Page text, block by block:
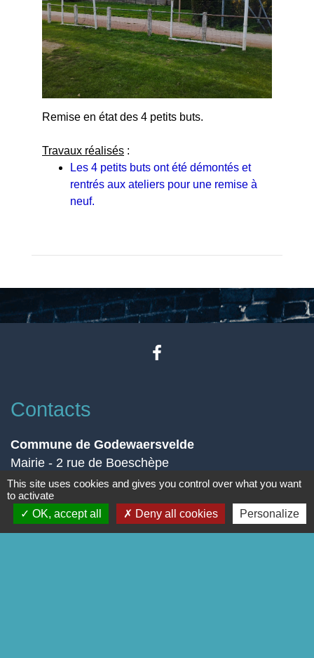
Remise en état des 4 petits buts.
Travaux réalisés :
Les 4 petits buts ont été démontés et
rentrés aux ateliers pour une remise à
neuf.
Contacts
Commune de Godewaersvelde
Mairie - 2 rue de Boeschèpe
59270 Godewaersvelde - FRANCE
Contact par formulaire
This site uses cookies and gives you control over what you want
to activate
OK, accept all
Deny all cookies Personalize